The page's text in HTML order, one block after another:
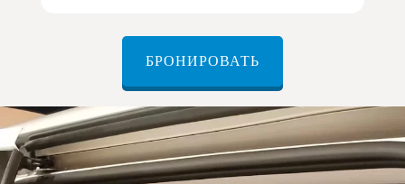
БРОНИРОВАТЬ